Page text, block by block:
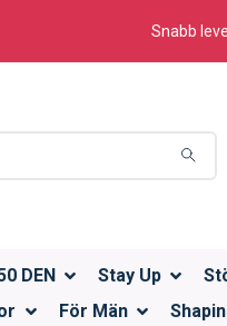
Snabb
DEN Stay Up
För Män